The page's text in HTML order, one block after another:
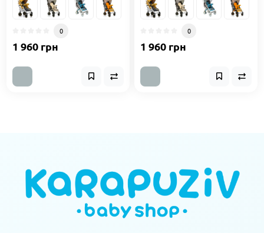
0
1 960 грн
0
1 960 грн